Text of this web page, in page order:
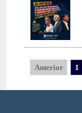
Anterior 1